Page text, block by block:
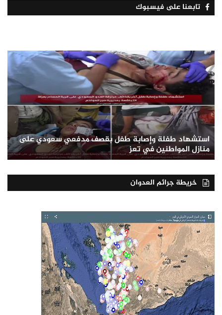
تابعنا على فيسبوك
استشهاد طفلة وإصابة طفل بقصف مدفعي سعودي على
منازل المواطنين في تعز
خريطة جرائم العدوان